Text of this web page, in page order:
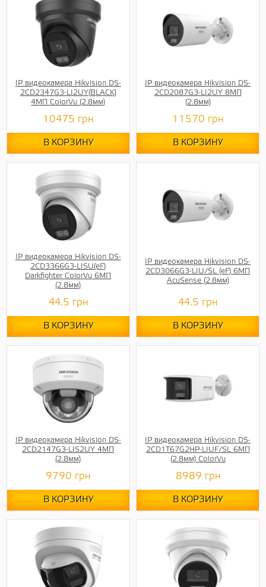
IP видеокамера Hikvision DS-
2CD2347G3-LI2UY(BLACK)
4МП ColorVu (2.8мм)
10475 грн
В КОРЗИНУ
IP видеокамера Hikvision DS-
2CD2087G3-LI2UY 8МП
(2.8мм)
11570 грн
В КОРЗИНУ
IP видеокамера Hikvision DS-
2CD3366G3-LISU(eF)
Darkfighter ColorVu 6МП
(2.8мм)
44.5 грн
В КОРЗИНУ
IP видеокамера Hikvision DS-
2CD3066G3-LIU/SL (eF) 6МП
AcuSense (2.8мм)
44.5 грн
В КОРЗИНУ
IP видеокамера Hikvision DS-
2CD2147G3-LIS2UY 4МП
(2.8мм)
9790 грн
В КОРЗИНУ
IP видеокамера Hikvision DS-
2CD1T67G2HP-LIUF/SL 6МП
(2.8мм) ColorVu
8989 грн
В КОРЗИНУ